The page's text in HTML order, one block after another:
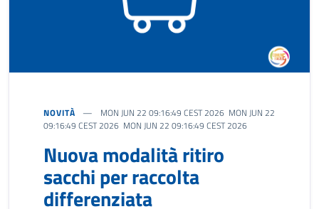
NOVITÀ
MON JUN 22 09:16:49 CEST 2026 MON JUN 22
09:16:49 CEST 2026 MON JUN 22 09:16:49 CEST 2026
Nuova modalità ritiro
sacchi per raccolta
differenziata